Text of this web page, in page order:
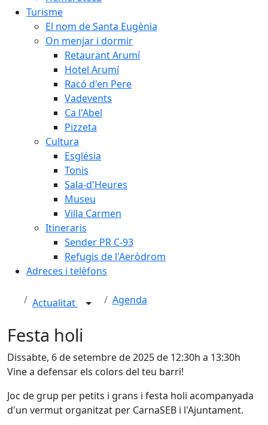
Turisme
El nom de Santa Eugènia
On menjar i dormir
Retaurant Arumí
Hotel Arumí
Racó d'en Pere
Vadevents
Ca l'Abel
Pizzeta
Cultura
Església
Tonis
Sala-d'Heures
Museu
Villa Carmen
Itineraris
Sender PR C-93
Refugis de l'Aeròdrom
Adreces i telèfons
Actualitat Agenda
Festa holi
Dissabte, 6 de setembre de 2025 de 12:30h a 13:30h
Vine a defensar els colors del teu barri!
Joc de grup per petits i grans i festa holi acompanyada
d'un vermut organitzat per CarnaSEB i l'Ajuntament.